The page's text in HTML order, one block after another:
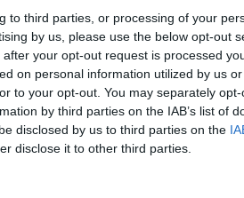
to third parties, or processing of your
by us, please use the below opt-out
your opt-out request is processed
on personal information utilized by us
to your opt-out. You may separately
by third parties on the IAB’s list of
disclosed by us to third parties on the
disclose it to other third parties.
į agresyvų elgesį
ir greitai supykstantys darželyje
neramius santykius. Tyrėjai stebėjo
iki pirmos klasės. Vaikams būdavo
pagalbos. Vaikams pradėjus eiti į